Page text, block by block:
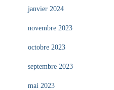
janvier 2024
novembre 2023
octobre 2023
septembre 2023
mai 2023